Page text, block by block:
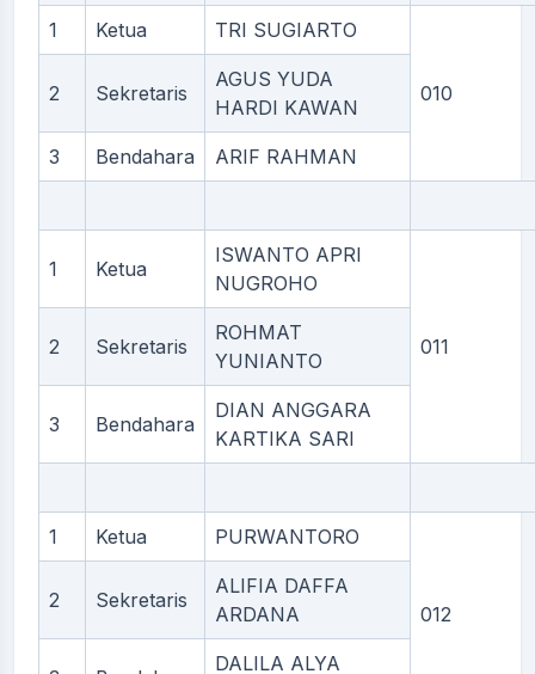
1 Ketua TRI SUGIARTO
010
2 Sekretaris
AGUS YUDA
HARDI KAWAN
3 Bendahara ARIF RAHMAN
1 Ketua
ISWANTO APRI
NUGROHO
011
2 Sekretaris
ROHMAT
YUNIANTO
3 Bendahara
DIAN ANGGARA
KARTIKA SARI
1 Ketua PURWANTORO
012
2 Sekretaris
ALIFIA DAFFA
ARDANA
DALILA ALYA